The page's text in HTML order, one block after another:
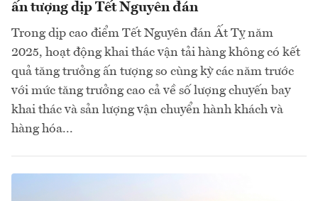
ấn tượng dịp Tết Nguyên đán
Trong dịp cao điểm Tết Nguyên đán Ất Tỵ năm
2025, hoạt động khai thác vận tải hàng không có kết
quả tăng trưởng ấn tượng so cùng kỳ các năm trước
với mức tăng trưởng cao cả về số lượng chuyến bay
khai thác và sản lượng vận chuyển hành khách và
hàng hóa...